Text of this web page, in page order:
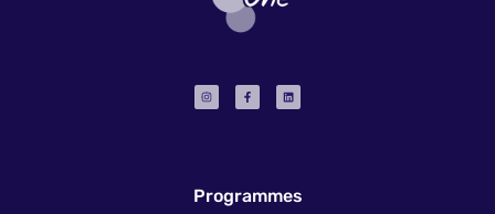
Programmes